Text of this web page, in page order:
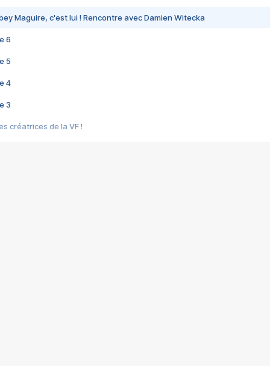
Maguire, c'est lui ! Rencontre avec Damien Witecka
6
5
4
3
créatrices de la VF !